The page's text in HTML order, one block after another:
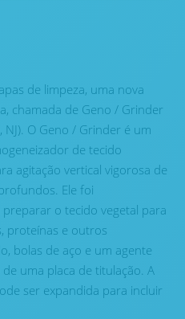
de limpeza, uma nova
chamada de Geno / Grinder
NJ). O Geno / Grinder é um
de tecido
agitação vertical vigorosa de
Ele foi
o tecido vegetal para
proteínas e outros
bolas de aço e um agente
uma placa de titulação. A
ser expandida para incluir